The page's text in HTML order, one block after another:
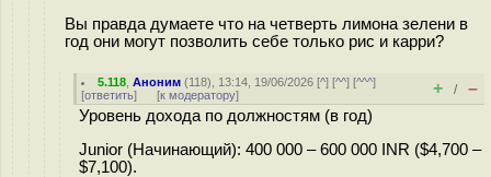
Вы правда думаете что на четверть лимона зелени в
год они могут позволить себе только рис и карри?
5.118 ,Аноним (118), 13:14, 19/06/2026 [^] [^^] [^^^]
[ответить] [к модератору] + / –
Уровень дохода по должностям (в год)
Junior (Начинающий): 400 000 – 600 000 INR ($4,700 –
$7,100).